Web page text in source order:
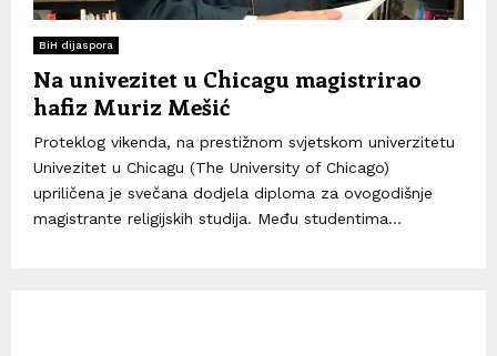
BiH dijaspora
Na univezitet u Chicagu magistrirao
hafiz Muriz Mešić
Proteklog vikenda, na prestižnom svjetskom univerzitetu
Univezitet u Chicagu (The University of Chicago)
upriličena je svečana dodjela diploma za ovogodišnje
magistrante religijskih studija. Među studentima...